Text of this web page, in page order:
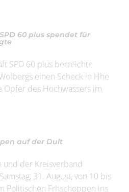
60 plus spendet für
SPD 60 plus berreichte
einen Scheck in Hhe
des Hochwassers im
auf der Dult
und der Kreisverband
31. August, von 10 bis
Politischen Frhschoppen ins